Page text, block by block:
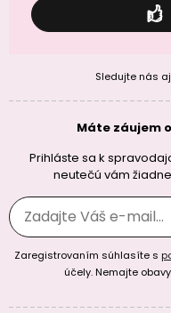
Sledujte nás
Máte záujem
Prihláste sa k
neutečú vám
Zaregistrovaním súhlasíte s
účely. Nemajte